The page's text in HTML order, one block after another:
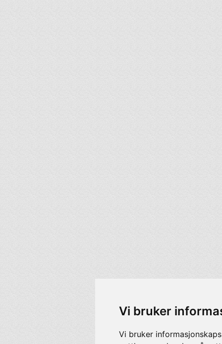
Vi bruker
Vi bruker